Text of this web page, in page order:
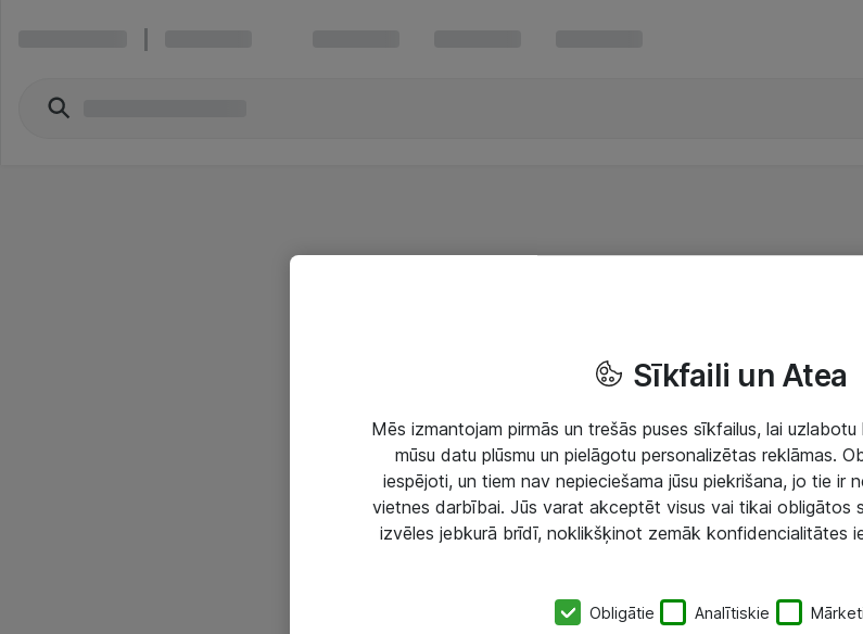
Sīkfaili un Atea
Mēs izmantojam pirmās un trešās puses sīkfailus, lai
mūsu datu plūsmu un pielāgotu personalizētas reklāmas.
iespējoti, un tiem nav nepieciešama jūsu piekrišana, jo tie ir
vietnes darbībai. Jūs varat akceptēt visus vai tikai obligātos
izvēles jebkurā brīdī, noklikšķinot zemāk konfidencialitātes
Obligātie Analītiskie